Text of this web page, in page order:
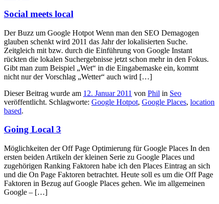
Social meets local
Der Buzz um Google Hotpot Wenn man den SEO Demagogen
glauben schenkt wird 2011 das Jahr der lokalisierten Suche.
Zeitgleich mit bzw. durch die Einführung von Google Instant
rückten die lokalen Suchergebnisse jetzt schon mehr in den Fokus.
Gibt man zum Beispiel „Wet“ in die Eingabemaske ein, kommt
nicht nur der Vorschlag „Wetter“ auch wird […]
Dieser Beitrag wurde am 12. Januar 2011 von Phil in Seo
veröffentlicht. Schlagworte: Google Hotpot, Google Places, location
based.
Going Local 3
Möglichkeiten der Off Page Optimierung für Google Places In den
ersten beiden Artikeln der kleinen Serie zu Google Places und
zugehörigen Ranking Faktoren habe ich den Places Eintrag an sich
und die On Page Faktoren betrachtet. Heute soll es um die Off Page
Faktoren in Bezug auf Google Places gehen. Wie im allgemeinen
Google – […]